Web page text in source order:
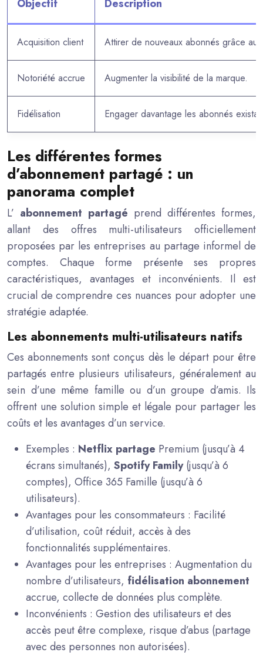
Objectif Description
Acquisition client Attirer de nouveaux abonnés grâce au
Notoriété accrue Augmenter la visibilité de la marque.
Fidélisation Engager davantage les abonnés
Les différentes formes
d’abonnement partagé : un
panorama complet
L’ abonnement partagé prend différentes formes,
allant des offres multi-utilisateurs officiellement
proposées par les entreprises au partage informel de
comptes. Chaque forme présente ses propres
caractéristiques, avantages et inconvénients. Il est
crucial de comprendre ces nuances pour adopter une
stratégie adaptée.
Les abonnements multi-utilisateurs natifs
Ces abonnements sont conçus dès le départ pour être
partagés entre plusieurs utilisateurs, généralement au
sein d’une même famille ou d’un groupe d’amis. Ils
offrent une solution simple et légale pour partager les
coûts et les avantages d’un service.
Exemples : Netflix partage Premium (jusqu’à 4
écrans simultanés), Spotify Family(jusqu’à 6
comptes), Office 365 Famille (jusqu’à 6
utilisateurs).
Avantages pour les consommateurs : Facilité
d’utilisation, coût réduit, accès à des
fonctionnalités supplémentaires.
Avantages pour les entreprises : Augmentation du
nombre d’utilisateurs, fidélisation abonnement
accrue, collecte de données plus complète.
Inconvénients : Gestion des utilisateurs et des
accès peut être complexe, risque d’abus (partage
avec des personnes non autorisées).